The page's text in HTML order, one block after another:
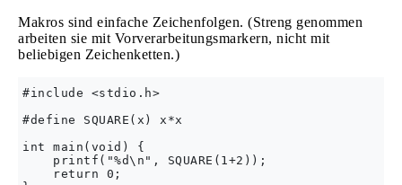
Makros sind einfache Zeichenfolgen. (Streng genommen
arbeiten sie mit Vorverarbeitungsmarkern, nicht mit
beliebigen Zeichenketten.)
#include <stdio.h>
#define SQUARE(x) x*x
int main(void) {
    printf("%d\n", SQUARE(1+2));
    return 0;